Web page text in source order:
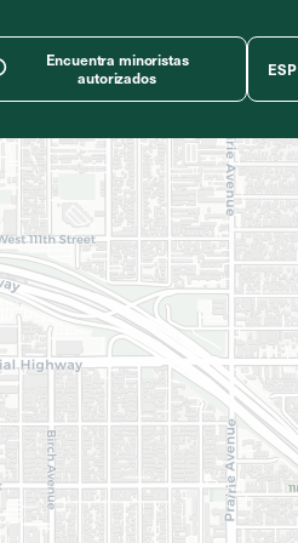
Encuentra minoristas
autorizados
ESP